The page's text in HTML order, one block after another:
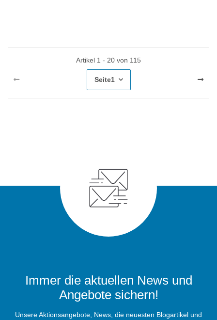
Artikel 1 - 20 von 115
Seite1
Immer die aktuellen News und
Angebote sichern!
Unsere Aktionsangebote, News, die neuesten Blogartikel und